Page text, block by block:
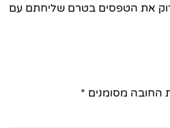
את הטפסים בטרם שליחתם עם
החובה מסומנים *